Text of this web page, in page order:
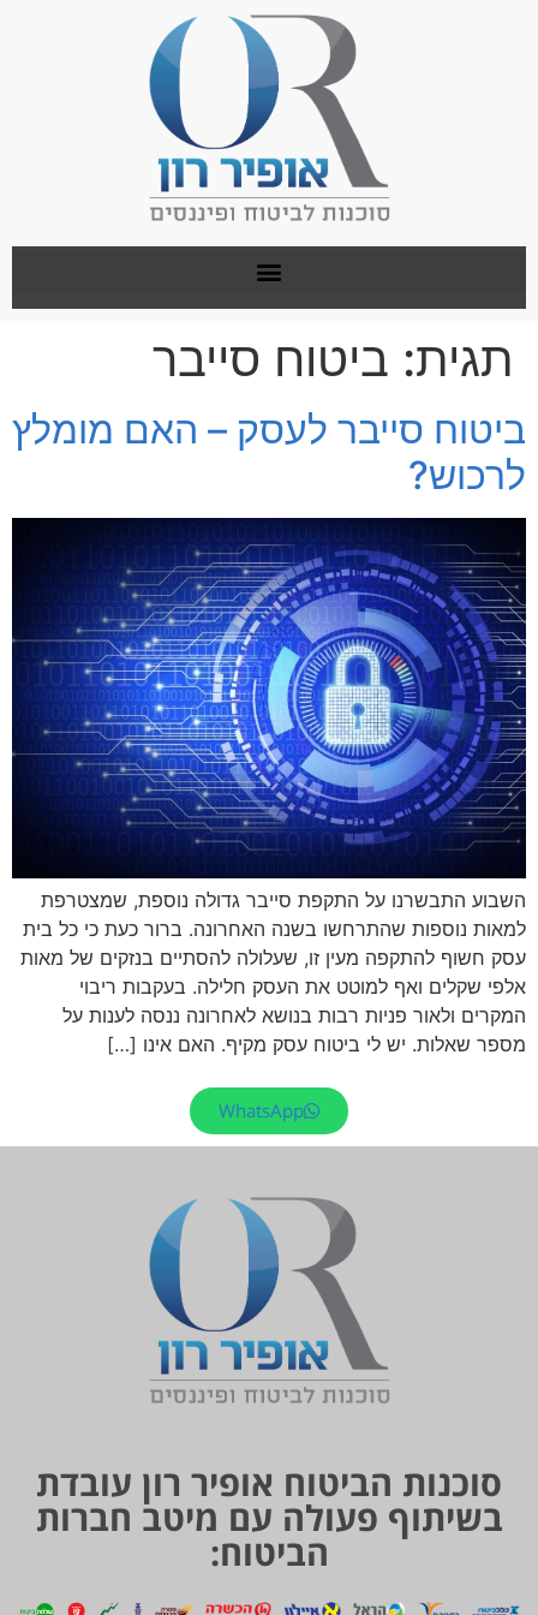
תגית: ביטוח סייבר
ביטוח סייבר לעסק – האם מומלץ
לרכוש?
השבוע התבשרנו על התקפת סייבר גדולה נוספת, שמצטרפת
למאות נוספות שהתרחשו בשנה האחרונה. ברור כעת כי כל בית
עסק חשוף להתקפה מעין זו, שעלולה להסתיים בנזקים של מאות
אלפי שקלים ואף למוטט את העסק חלילה. בעקבות ריבוי
המקרים ולאור פניות רבות בנושא לאחרונה ננסה לענות על
מספר שאלות. יש לי ביטוח עסק מקיף. האם אינו […]
WhatsApp
סוכנות הביטוח אופיר רון עובדת
בשיתוף פעולה עם מיטב חברות
הביטוח: